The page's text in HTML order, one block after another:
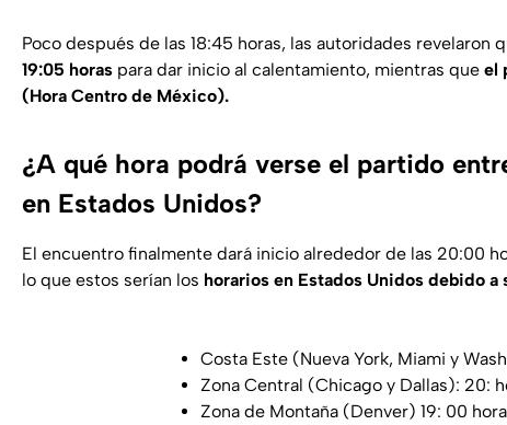
Poco después de las 18:45 horas, las autoridades revelaron
19:05 horas para dar inicio al calentamiento, mientras que el
(Hora Centro de México).
¿A qué hora podrá verse el partido
en Estados Unidos?
El encuentro finalmente dará inicio alrededor de las 20:00
lo que estos serían los horarios en Estados Unidos debido
Costa Este (Nueva York, Miami y
Zona Central (Chicago y Dallas): 20:
Zona de Montaña (Denver) 19: 00